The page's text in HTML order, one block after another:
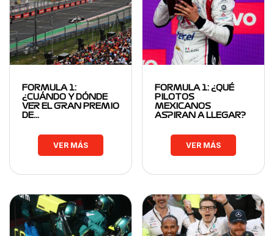
FORMULA 1:
¿CUÁNDO Y DÓNDE
VER EL GRAN PREMIO
DE…
VER MÁS
FORMULA 1: ¿QUÉ
PILOTOS
MEXICANOS
ASPIRAN A LLEGAR?
VER MÁS